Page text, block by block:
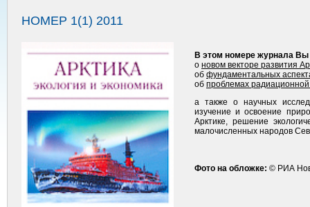
НОМЕР 1(1) 2011
В этом номере журнала Вы
о новом векторе развития
об фундаментальных
об проблемах
а также о научных
изучение и освоение
Арктике, решение
малочисленных народов
Фото на обложке: © РИА